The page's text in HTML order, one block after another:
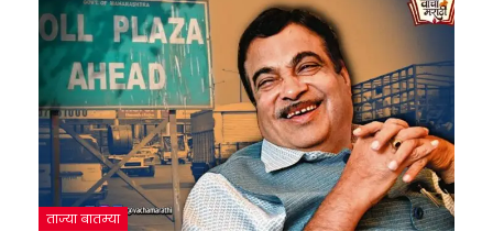
ताज्या बातम्या